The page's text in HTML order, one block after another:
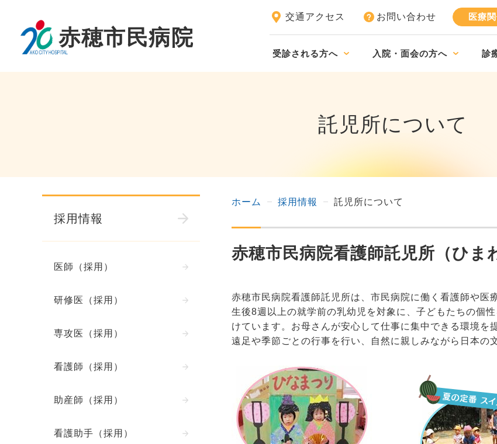
交通アクセス お問い合わせ 医療
受診される方へ 入院・面会の方へ 診
託児所について
採用情報
医師（採用）
研修医（採用）
専攻医（採用）
看護師（採用）
助産師（採用）
看護助手（採用）
ホーム 採用情報 託児所について
赤穂市民病院看護師託児所（ひま
赤穂市民病院看護師託児所は、市民病院に働く看護師や医
生後8週以上の就学前の乳幼児を対象に、子どもたちの個
けています。お母さんが安心して仕事に集中できる環境を
遠足や季節ごとの行事を行い、自然に親しみながら日本の